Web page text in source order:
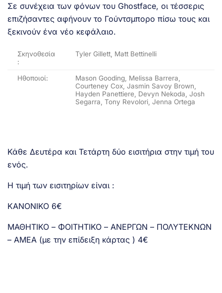
Σε συνέχεια των φόνων του Ghostface, οι τέσσερις
επιζήσαντες αφήνουν το Γούντσμπορο πίσω τους και
ξεκινούν ένα νέο κεφάλαιο.
Σκηνοθεσία
:
Tyler Gillett, Matt Bettinelli
Ηθοποιοί:
Mason Gooding, Melissa Barrera,
Courteney Cox, Jasmin Savoy Brown,
Hayden Panettiere, Devyn Nekoda, Josh
Segarra, Tony Revolori, Jenna Ortega
Κάθε Δευτέρα και Τετάρτη δύο εισιτήρια στην τιμή του
ενός.
Η τιμή των εισιτηρίων είναι :
ΚΑΝΟΝΙΚΟ 6€
ΜΑΘΗΤΙΚΟ – ΦΟΙΤΗΤΙΚΟ – ΑΝΕΡΓΩΝ – ΠΟΛΥΤΕΚΝΩΝ
– ΑΜΕΑ (με την επίδειξη κάρτας ) 4€